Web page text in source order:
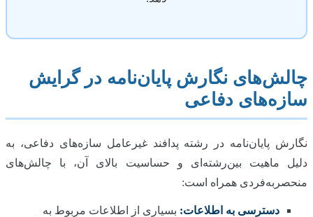
چالش‌های نگارش پایان‌نامه در گرایش
سازه‌های دفاعی
نگارش پایان‌نامه در رشته پدافند غیرعامل سازه‌های دفاعی، به
دلیل ماهیت بین‌رشته‌ای و حساسیت بالای آن، با چالش‌های
منحصربه‌فردی همراه است:
دسترسی به اطلاعات: بسیاری از اطلاعات مربوط به